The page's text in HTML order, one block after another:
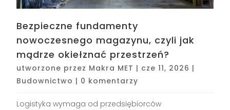
Bezpieczne fundamenty
nowoczesnego magazynu, czyli jak
mądrze okiełznać przestrzeń?
utworzone przez Makra MET | cze 11, 2026 |
Budownictwo | 0 komentarzy
Logistyka wymaga od przedsiębiorców